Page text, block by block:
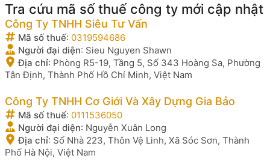
Tra cứu mã số thuế công ty mới cập nhật
Công Ty TNHH Siêu Tư Vấn
Mã số thuế: 0319594686
Người đại diện: Sieu Nguyen Shawn
Địa chỉ: Phòng R5-19, Tầng 5, Số 343 Hoàng Sa, Phường
Tân Định, Thành Phố Hồ Chí Minh, Việt Nam
Công Ty TNHH Cơ Giới Và Xây Dựng Gia Bảo
Mã số thuế: 0111536050
Người đại diện: Nguyễn Xuân Long
Địa chỉ: Số Nhà 223, Thôn Vệ Linh, Xã Sóc Sơn, Thành
Phố Hà Nội, Việt Nam